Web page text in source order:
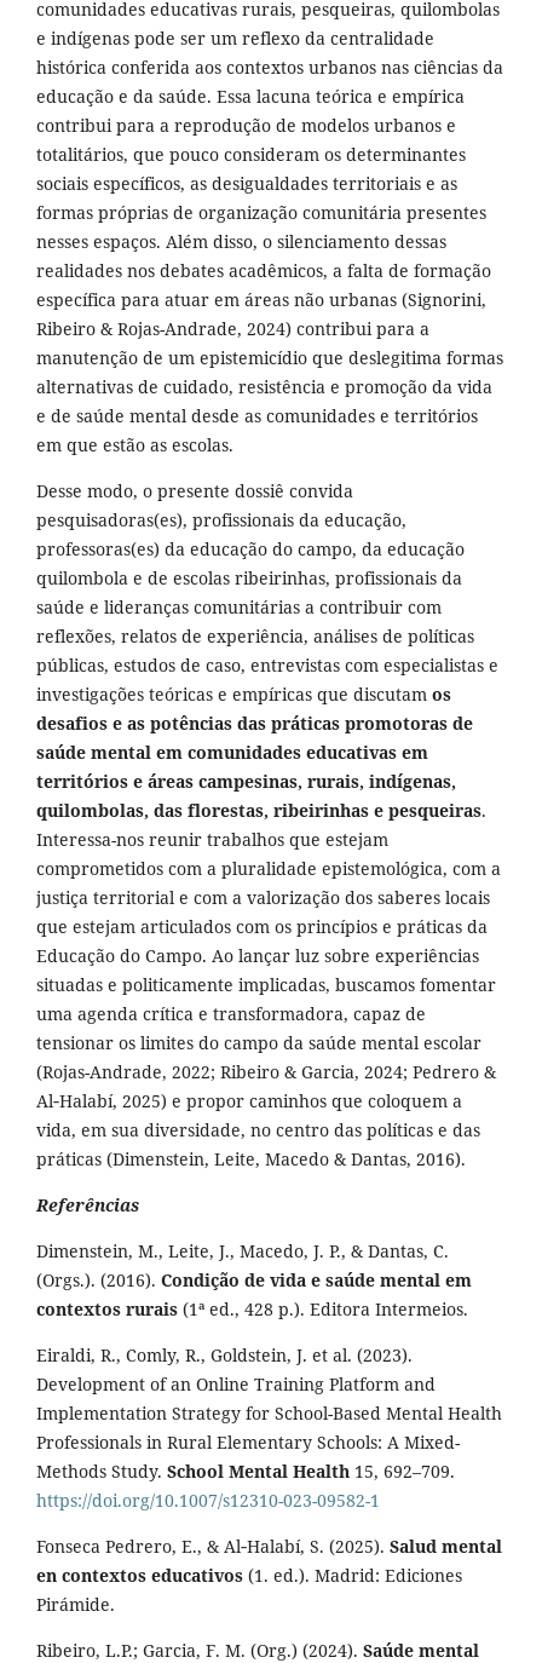
comunidades educativas rurais, pesqueiras, quilombolas
e indígenas pode ser um reflexo da centralidade
histórica conferida aos contextos urbanos nas ciências da
educação e da saúde. Essa lacuna teórica e empírica
contribui para a reprodução de modelos urbanos e
totalitários, que pouco consideram os determinantes
sociais específicos, as desigualdades territoriais e as
formas próprias de organização comunitária presentes
nesses espaços. Além disso, o silenciamento dessas
realidades nos debates acadêmicos, a falta de formação
específica para atuar em áreas não urbanas (Signorini,
Ribeiro & Rojas-Andrade, 2024) contribui para a
manutenção de um epistemicídio que deslegitima formas
alternativas de cuidado, resistência e promoção da vida
e de saúde mental desde as comunidades e territórios
em que estão as escolas.
Desse modo, o presente dossiê convida
pesquisadoras(es), profissionais da educação,
professoras(es) da educação do campo, da educação
quilombola e de escolas ribeirinhas, profissionais da
saúde e lideranças comunitárias a contribuir com
reflexões, relatos de experiência, análises de políticas
públicas, estudos de caso, entrevistas com especialistas e
investigações teóricas e empíricas que discutam os
desafios e as potências das práticas promotoras de
saúde mental em comunidades educativas em
territórios e áreas campesinas, rurais, indígenas,
quilombolas, das florestas, ribeirinhas e pesqueiras.
Interessa-nos reunir trabalhos que estejam
comprometidos com a pluralidade epistemológica, com a
justiça territorial e com a valorização dos saberes locais
que estejam articulados com os princípios e práticas da
Educação do Campo. Ao lançar luz sobre experiências
situadas e politicamente implicadas, buscamos fomentar
uma agenda crítica e transformadora, capaz de
tensionar os limites do campo da saúde mental escolar
(Rojas-Andrade, 2022; Ribeiro & Garcia, 2024; Pedrero &
Al‑Halabí, 2025) e propor caminhos que coloquem a
vida, em sua diversidade, no centro das políticas e das
práticas (Dimenstein, Leite, Macedo & Dantas, 2016).
Referências
Dimenstein, M., Leite, J., Macedo, J. P., & Dantas, C.
(Orgs.). (2016). Condição de vida e saúde mental em
contextos rurais (1ª ed., 428 p.). Editora Intermeios.
Eiraldi, R., Comly, R., Goldstein, J. et al. (2023).
Development of an Online Training Platform and
Implementation Strategy for School-Based Mental Health
Professionals in Rural Elementary Schools: A Mixed-
Methods Study. School Mental Health 15, 692–709.
https://doi.org/10.1007/s12310-023-09582-1
Fonseca Pedrero, E., & Al‑Halabí, S. (2025). Salud mental
en contextos educativos (1. ed.). Madrid: Ediciones
Pirámide.
Ribeiro, L.P.; Garcia, F. M. (Org.) (2024). Saúde mental